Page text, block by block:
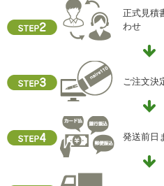
h) 本人が容易に認識できない
クッキーやウェブビーコン等
易に認識できない方法による
i) 個人情報保護方針
当社ホームページの個人情報
正式見積
わせ
ご注文決
発送前日